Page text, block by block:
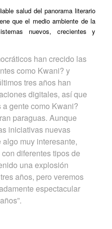
salud del panorama literario
que el medio ambiente de la
nuevos, crecientes y
han crecido las
como Kwani? y
tres años han
digitales, así que
gente como Kwani?
paraguas. Aunque
iniciativas nuevas
muy interesante,
diferentes tipos de
una explosión
años, pero veremos
espectacular